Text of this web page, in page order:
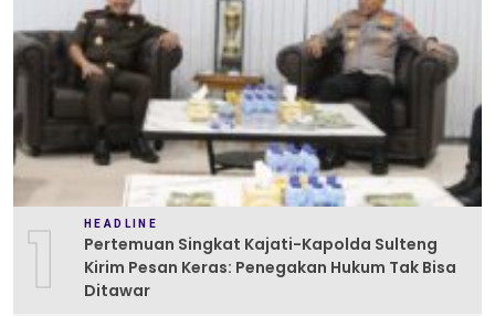
1 HEADLINE
Pertemuan Singkat Kajati-Kapolda Sulteng
Kirim Pesan Keras: Penegakan Hukum Tak Bisa
Ditawar